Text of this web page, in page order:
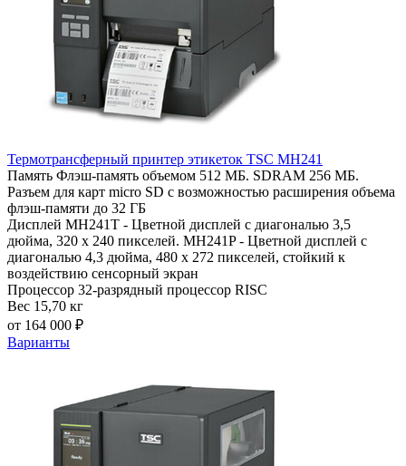
Термотрансферный принтер этикеток TSC MH241
Память Флэш-память объемом 512 МБ. SDRAM 256 МБ.
Разъем для карт micro SD с возможностью расширения объема
флэш-памяти до 32 ГБ
Дисплей MH241T - Цветной дисплей с диагональю 3,5
дюйма, 320 x 240 пикселей. MH241P - Цветной дисплей с
диагональю 4,3 дюйма, 480 x 272 пикселей, стойкий к
воздействию сенсорный экран
Процессор 32-разрядный процессор RISC
Вес 15,70 кг
от 164 000 ₽
Варианты